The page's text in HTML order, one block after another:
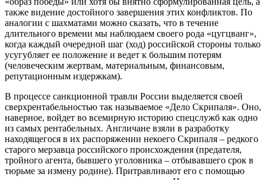
также видение достойного завершения этих конфликтов. По
аналогии с шахматами можно сказать, что в течение
длительного времени мы наблюдаем своего рода «цугцванг»,
когда каждый очередной шаг (ход) российской стороны только
усугубляет ее положение и ведет к большим потерям
(человеческим жертвам, материальным, финансовым,
репутационным издержкам).
В процессе санкционной травли России выделяется своей
сверхрентабельностью так называемое «Дело Скрипаля». Оно,
наверное, войдет во всемирную историю спецслужб как одно
из самых рентабельных. Англичане взяли в разработку
находящегося в их распоряжении некоего Скрипаля – редкого
старого мерзавца российского происхождения (предателя,
тройного агента, бывшего уголовника – отбывавшего срок в
тюрьме за измену родине). Притравливают его с помощью